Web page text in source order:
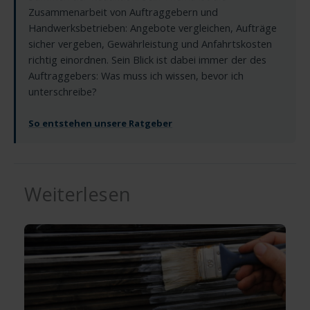
Zusammenarbeit von Auftraggebern und
Handwerksbetrieben: Angebote vergleichen, Aufträge
sicher vergeben, Gewährleistung und Anfahrtskosten
richtig einordnen. Sein Blick ist dabei immer der des
Auftraggebers: Was muss ich wissen, bevor ich
unterschreibe?
So entstehen unsere Ratgeber
Weiterlesen